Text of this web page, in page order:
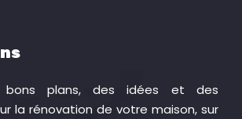
bons plans, des idées et des
la rénovation de votre maison, sur